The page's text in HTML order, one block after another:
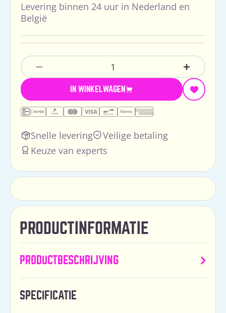
Levering binnen 24 uur in Nederland en
België
Hoeveelheid
Aantal Verlagen Voor Jellycat Amuseables
Verhoog
IN WINKELWAGEN
Snelle levering
Veilige betaling
Keuze van experts
PRODUCTINFORMATIE
PRODUCTBESCHRIJVING
SPECIFICATIE